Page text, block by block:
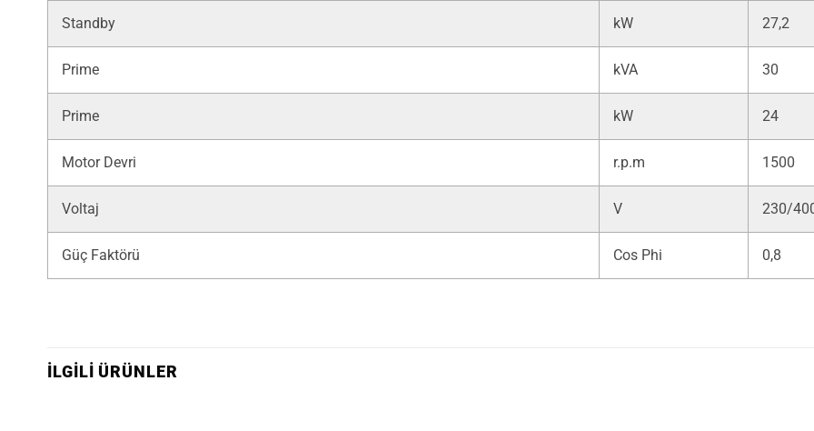
Standby kW 27,2
Prime kVA 30
Prime kW 24
Motor Devri r.p.m 1500
Voltaj V 230/
Güç Faktörü Cos Phi 0,8
İLGILI ÜRÜNLER